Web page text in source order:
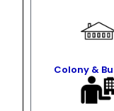
Colony &